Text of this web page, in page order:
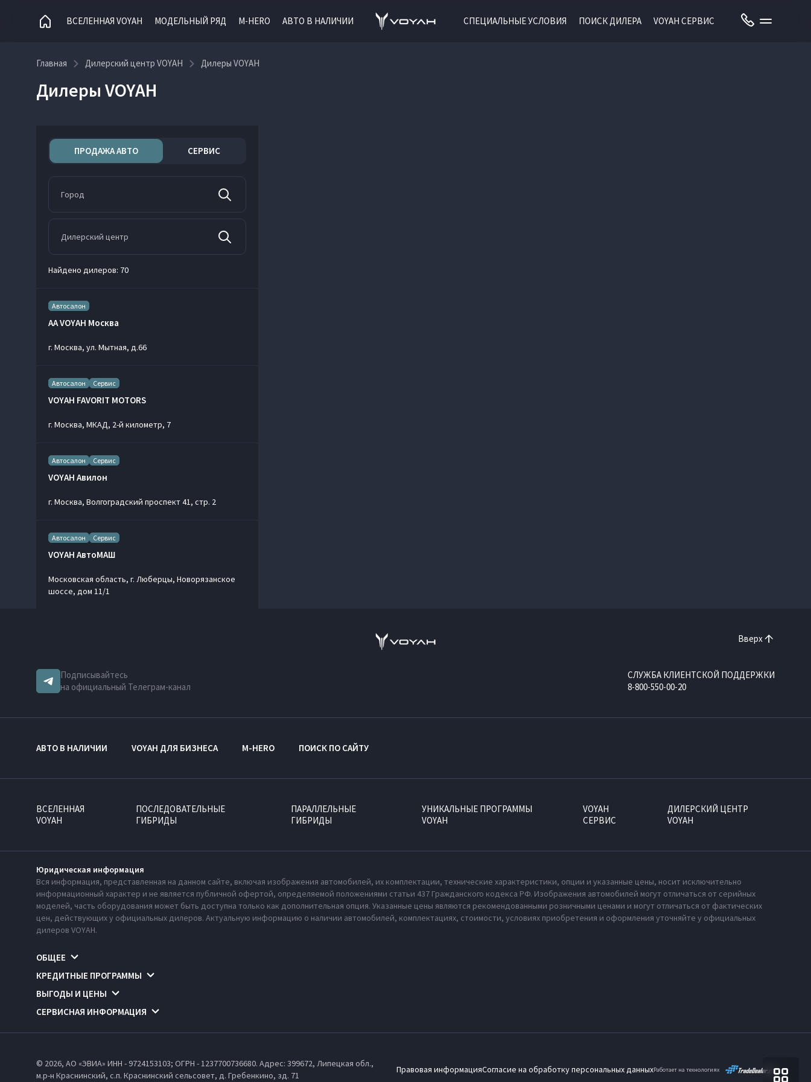
ВСЕЛЕННАЯ VOYAH МОДЕЛЬНЫЙ РЯД M-HERO АВТО В НАЛИЧИИ СПЕЦИАЛЬНЫЕ УСЛОВИЯ ПОИСК ДИЛЕРА VOYAH СЕРВИС
Главная Дилерский центр VOYAH Дилеры VOYAH
Дилеры VOYAH
ПРОДАЖА АВТО СЕРВИС
Найдено дилеров: 70
Автосалон
AA VOYAH Москва
г. Москва, ул. Мытная, д.66
Автосалон Сервис
VOYAH FAVORIT MOTORS
г. Москва, МКАД, 2-й километр, 7
Автосалон Сервис
VOYAH Авилон
г. Москва, Волгоградский проспект 41, стр. 2
Автосалон Сервис
VOYAH АвтоМАШ
Московская область, г. Люберцы, Новорязанское
шоссе, дом 11/1
Московская обл, микрорайон Цовб 21
VOYAH БорисХоф Юг
г. Москва, Ленинский муниципальный район, с/п
VOYAH МЭЙДЖОР
Автосалон Сервис
VOYAH МЭЙДЖОР СЕВЕР
Московская область, г. Мытищи, ул.
Красноармейская, вл39с1
Автосалон
VOYAH МЭЙДЖОР Строгино
г. Москва, ул. Маршала Прошлякова, д .13
г. Москва, г. Химки, Ленинградское шоссе 23 (4 км от
Вверх
Подписывайтесь
на официальный Телеграм-канал
СЛУЖБА КЛИЕНТСКОЙ ПОДДЕРЖКИ
8-800-550-00-20
АВТО В НАЛИЧИИ VOYAH ДЛЯ БИЗНЕСА M-HERO ПОИСК ПО САЙТУ
ВСЕЛЕННАЯ
VOYAH
ПОСЛЕДОВАТЕЛЬНЫЕ
ГИБРИДЫ
ПАРАЛЛЕЛЬНЫЕ
ГИБРИДЫ
УНИКАЛЬНЫЕ ПРОГРАММЫ
VOYAH
VOYAH
СЕРВИС
ДИЛЕРСКИЙ ЦЕНТР
VOYAH
Юридическая информация
Вся информация, представленная на данном сайте, включая изображения автомобилей, их комплектации, технические характеристики, опции и указанные цены, носит исключительно
информационный характер и не является публичной офертой, определяемой положениями статьи 437 Гражданского кодекса РФ. Изображения автомобилей могут отличаться от серийных
моделей, часть оборудования может быть доступна только как дополнительная опция. Указанные цены являются рекомендованными розничными ценами и могут отличаться от фактических
цен, действующих у официальных дилеров. Актуальную информацию о наличии автомобилей, комплектациях, стоимости, условиях приобретения и оформления уточняйте у официальных
дилеров VOYAH.
ОБЩЕЕ
КРЕДИТНЫЕ ПРОГРАММЫ
ВЫГОДЫ И ЦЕНЫ
СЕРВИСНАЯ ИНФОРМАЦИЯ
© 2026, АО «ЭВИА» ИНН - 9724153103; ОГРН - 1237700736680. Адрес: 399672, Липецкая обл.,
м.р-н Краснинский, с.п. Краснинский сельсовет, д. Гребенкино, зд. 71
Правовая информацияСогласие на обработку персональных данныхРаботает на технологиях